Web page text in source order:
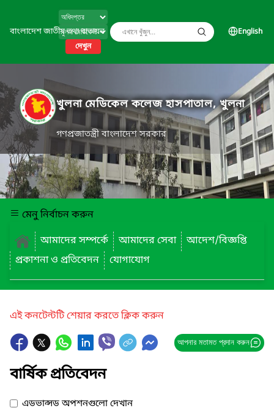
বাংলাদেশ জাতীয় তথ্য বাতায়ন
দেখুন
English
খুলনা মেডিকেল কলেজ হাসপাতাল, খুলনা
গণপ্রজাতন্ত্রী বাংলাদেশ সরকার
মেনু নির্বাচন করুন
আমাদের সম্পর্কে
আমাদের সেবা
আদেশ/বিজ্ঞপ্তি
প্রকাশনা ও প্রতিবেদন
যোগাযোগ
এই কনটেন্টটি শেয়ার করতে ক্লিক করুন
আপনার মতামত প্রদান করুন
বার্ষিক প্রতিবেদন
এডভান্সড অপশনগুলো দেখান